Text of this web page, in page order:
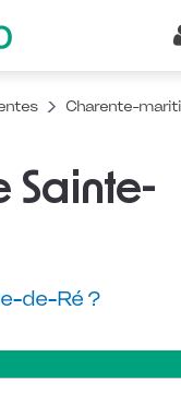
Charente-
Sainte-
de-Ré ?